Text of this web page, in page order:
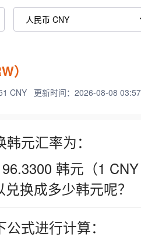
）
CNY 更新时间：2026-08-08
元汇率为：
韩元（1
换成多少韩元呢？
式进行计算：